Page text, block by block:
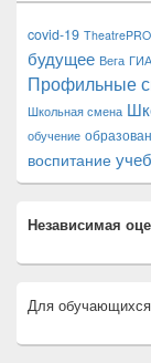
covid-19 TheatrePRO
будущее Вега ГИА
Профильные
Школьная смена
обучение
воспитание
Независимая
Для обучающихся